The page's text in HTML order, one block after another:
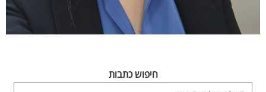
חיפוש כתבות